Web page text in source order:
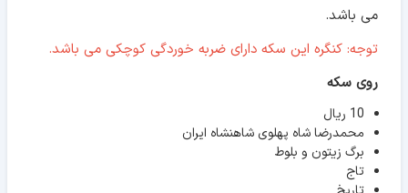
می باشد.
توجه: کنگره این سکه دارای ضربه خوردگی کوچکی می باشد.
روی سکه
10 ریال
محمدرضا شاه پهلوی شاهنشاه ایران
برگ زیتون و بلوط
تاج